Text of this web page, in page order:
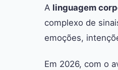
A linguagem
complexo de
emoções,
Em 2026, com o